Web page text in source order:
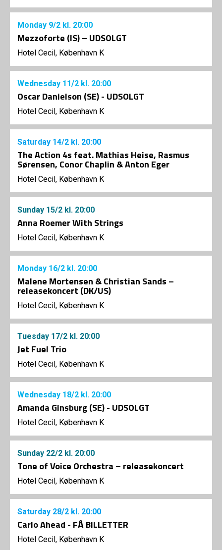
Monday 9/2 kl. 20:00
Mezzoforte (IS) – UDSOLGT
Hotel Cecil, København K
Wednesday 11/2 kl. 20:00
Oscar Danielson (SE) - UDSOLGT
Hotel Cecil, København K
Saturday 14/2 kl. 20:00
The Action 4s feat. Mathias Heise, Rasmus
Sørensen, Conor Chaplin & Anton Eger
Hotel Cecil, København K
Sunday 15/2 kl. 20:00
Anna Roemer With Strings
Hotel Cecil, København K
Monday 16/2 kl. 20:00
Malene Mortensen & Christian Sands –
releasekoncert (DK/US)
Hotel Cecil, København K
Tuesday 17/2 kl. 20:00
Jet Fuel Trio
Hotel Cecil, København K
Wednesday 18/2 kl. 20:00
Amanda Ginsburg (SE) - UDSOLGT
Hotel Cecil, København K
Sunday 22/2 kl. 20:00
Tone of Voice Orchestra – releasekoncert
Hotel Cecil, København K
Saturday 28/2 kl. 20:00
Carlo Ahead - FÅ BILLETTER
Hotel Cecil, København K